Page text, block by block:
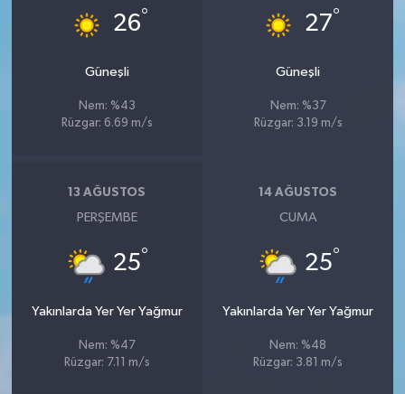
26°
Güneşli
Nem: %43
Rüzgar: 6.69 m/s
27°
Güneşli
Nem: %37
Rüzgar: 3.19 m/s
13 AĞUSTOS
PERŞEMBE
25°
Yakınlarda Yer Yer Yağmur
Nem: %47
Rüzgar: 7.11 m/s
14 AĞUSTOS
CUMA
25°
Yakınlarda Yer Yer Yağmur
Nem: %48
Rüzgar: 3.81 m/s